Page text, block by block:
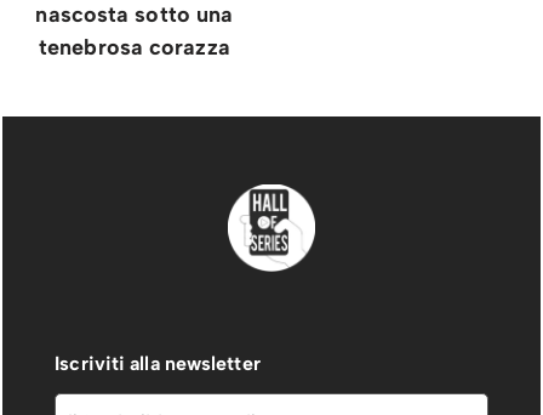
nascosta sotto una
tenebrosa corazza
Iscriviti alla newsletter